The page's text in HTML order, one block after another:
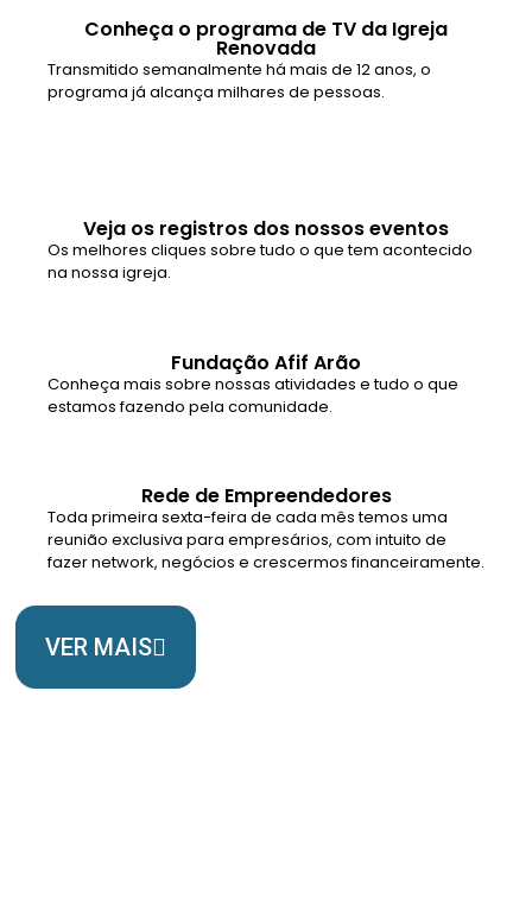
Conheça o programa de TV da Igreja
Renovada
Transmitido semanalmente há mais de 12 anos, o
programa já alcança milhares de pessoas.
Veja os registros dos nossos eventos
Os melhores cliques sobre tudo o que tem acontecido
na nossa igreja.
Fundação Afif Arão
Conheça mais sobre nossas atividades e tudo o que
estamos fazendo pela comunidade.
Rede de Empreendedores
Toda primeira sexta-feira de cada mês temos uma
reunião exclusiva para empresários, com intuito de
fazer network, negócios e crescermos financeiramente.
VER MAIS